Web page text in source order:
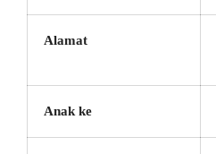
Alamat
Anak ke